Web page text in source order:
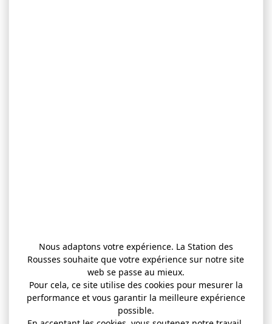
Nous adaptons votre expérience. La Station des
Rousses souhaite que votre expérience sur notre site
web se passe au mieux.
Pour cela, ce site utilise des cookies pour mesurer la
performance et vous garantir la meilleure expérience
possible.